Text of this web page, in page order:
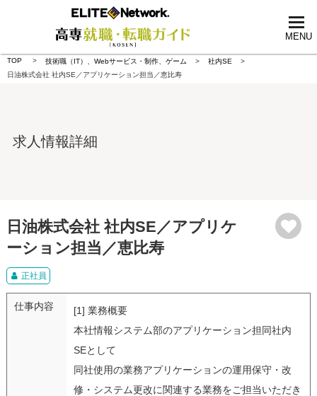
MENU
TOP 技術職（IT）、Webサービス・制作、ゲーム
社内SE
日油株式会社 社内SE／アプリケーション担当／恵比寿
求人情報詳細
日油株式会社 社内SE／アプリケ
ーション担当／恵比寿
正社員
仕事内容
[1] 業務概要
本社情報システム部のアプリケーション担同社内
SEとして
同社使用の業務アプリケーションの運用保守・改
修・システム更改に関連する業務をご担当いただき